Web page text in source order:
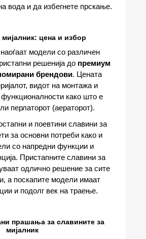
вода и да избегнете прскање.
цена и избор
модели со различен
решенија до премиум
брендови. Цената
видот на монтажа и
како што е
перлаторот (аераторот).
и поевтини славини за
за основни потреби како и
со напредни функции и
Пристапните славини за
одлично решение за сите
а поскапите модели имаат
и подолг век на траење.
прашања за славините за
мијалник